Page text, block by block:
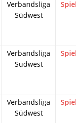
Verbandsliga
Südwest
Verbandsliga
Südwest
Verbandsliga
Südwest